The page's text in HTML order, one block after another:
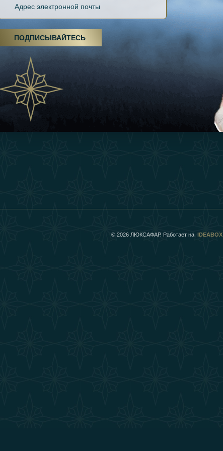
Пешие походы, спа-процедуры и йога: ОАЭ
становятся велнес-центром
03 April 2025
Зимние путешествия для
путешественников из Эмиратов:
переопределение роскошного путешествия
10 March 2025
Вдохновения
Опыт
© 2026 ЛЮКСАФАР. Работает на IDEABOX
ПОДПИСЫВАЙТЕСЬ